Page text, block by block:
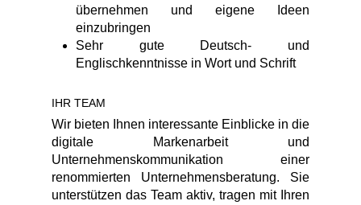
übernehmen und eigene Ideen
einzubringen
Sehr gute Deutsch- und
Englischkenntnisse in Wort und Schrift
IHR TEAM
Wir bieten Ihnen interessante Einblicke in die
digitale Markenarbeit und
Unternehmenskommunikation einer
renommierten Unternehmensberatung. Sie
unterstützen das Team aktiv, tragen mit Ihren